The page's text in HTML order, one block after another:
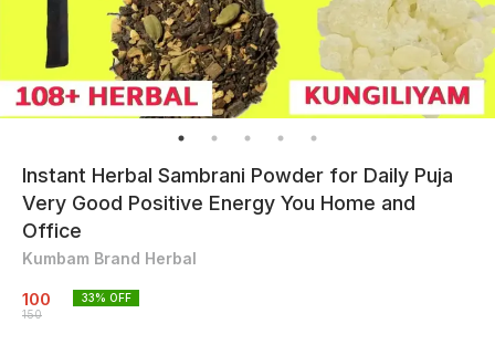
Instant Herbal Sambrani Powder for Daily Puja
Very Good Positive Energy You Home and
Office
Kumbam Brand Herbal
100
150
33% OFF